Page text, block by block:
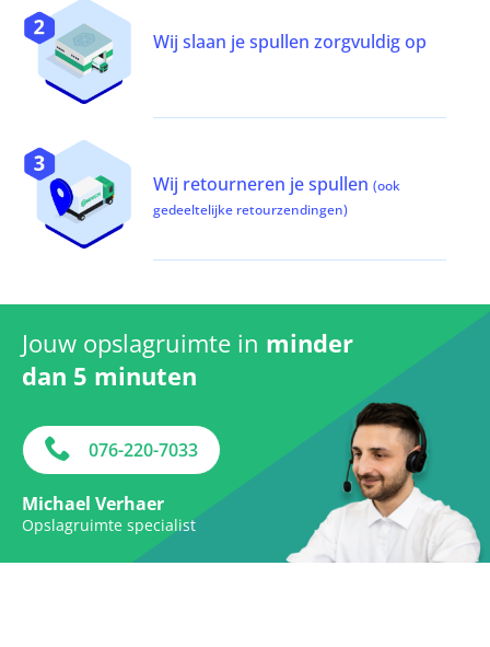
Wij slaan je spullen zorgvuldig op
Wij retourneren je spullen (ook
gedeeltelijke retourzendingen)
Jouw opslagruimte in minder
dan 5 minuten
076-220-7033
Michael Verhaer
Opslagruimte specialist